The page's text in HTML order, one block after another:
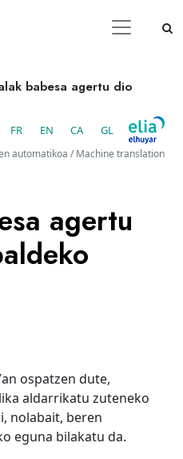
babesa agertu dio
FR EN CA GL
automatikoa / Machine translation
agertu
ospatzen dute,
aldarrikatu zuteneko
nolabait, beren
eguna bilakatu da.